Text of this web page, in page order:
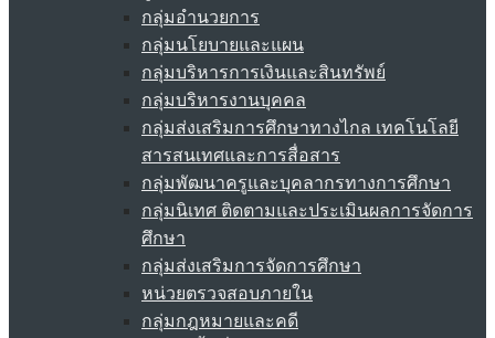
กลุ่มอำนวยการ
กลุ่มนโยบายและแผน
กลุ่มบริหารการเงินและสินทรัพย์
กลุ่มบริหารงานบุคคล
กลุ่มส่งเสริมการศึกษาทางไกล เทคโนโลยี
สารสนเทศและการสื่อสาร
กลุ่มพัฒนาครูและบุคลากรทางการศึกษา
กลุ่มนิเทศ ติดตามและประเมินผลการจัดการ
ศึกษา
กลุ่มส่งเสริมการจัดการศึกษา
หน่วยตรวจสอบภายใน
กลุ่มกฎหมายและคดี